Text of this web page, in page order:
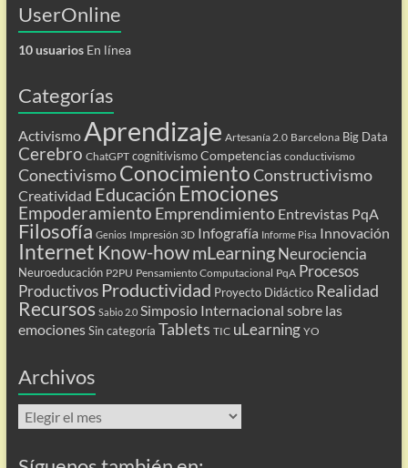
UserOnline
10 usuariosEn línea
Categorías
Activismo Aprendizaje Artesanía 2.0 Barcelona Big Data
Cerebro ChatGPT cognitivismo Competencias conductivismo
ConectivismoConocimientoConstructivismo
Creatividad Educación Emociones
Empoderamiento Emprendimiento Entrevistas PqA
Filosofía Genios Impresión 3D Infografía Informe Pisa Innovación
Internet Know-howmLearning Neurociencia
Neuroeducación P2PU Pensamiento Computacional PqA Procesos
Productivos Productividad Proyecto Didáctico Realidad
Recursos Sabio 2.0 Simposio Internacional sobre las
emociones Sin categoría Tablets TIC uLearning YO
Archivos
Archivos